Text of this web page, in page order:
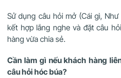
Sử dụng câu hỏi mở (Cái gì,
kết hợp lắng nghe và đặt câu
hàng vừa chia sẻ.
Cần làm gì nếu khách hàng
câu hỏi hóc búa?